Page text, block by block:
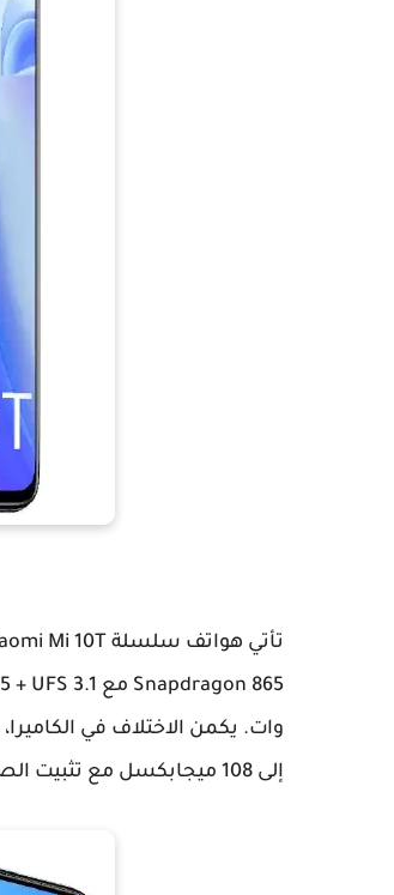
إلى 108 ميجابكسل مع تثبيت الصورة البصري OIS لزيادة تحسين قدرات الكاميرا.